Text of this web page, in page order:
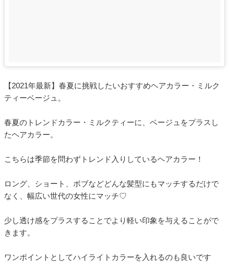
【2021年最新】春夏に挑戦したいおすすめヘアカラー・ミルク
ティーベージュ。
春夏のトレンドカラー・ミルクティーに、ベージュをプラスし
たヘアカラー。
こちらは季節を問わずトレンド入りしているヘアカラー！
ロング、ショート、ボブなどどんな髪型にもマッチするだけで
なく、幅広い世代の女性にマッチ♡
少し透け感をプラスすることでより軽い印象を与えることがで
きます。
ワンポイントとしてハイライトカラーを入れるのも良いです